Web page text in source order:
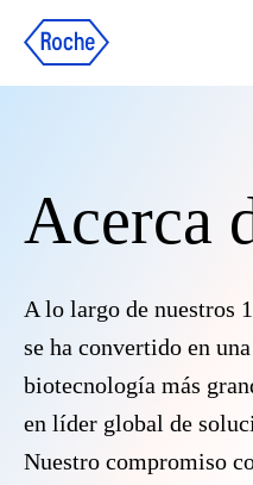
Acerca
A lo largo de nuestros
se ha convertido en
biotecnología más
en líder global de
Nuestro compromiso